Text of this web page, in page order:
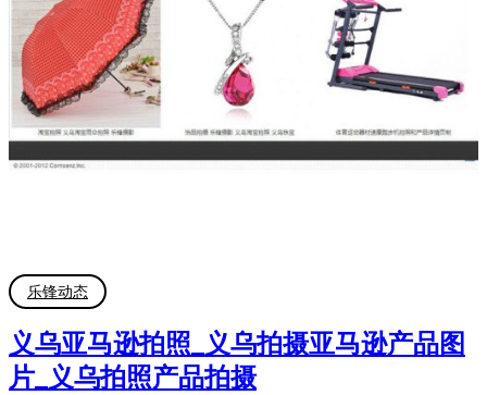
乐锋动态
义乌亚马逊拍照_义乌拍摄亚马逊产品图
片_义乌拍照产品拍摄